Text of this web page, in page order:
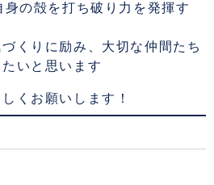
の殻を打ち破り力を発揮す
くりに励み、大切な仲間たち
いと思います
くお願いします！